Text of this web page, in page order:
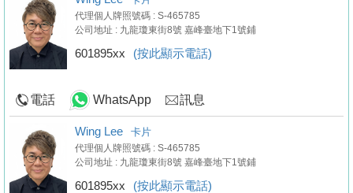
代理個人牌照號碼 : S-465785
公司地址 : 九龍瓊東街8號 嘉峰臺地下1號鋪
601895xx (按此顯示電話)
電話 WhatsApp 訊息
Wing Lee 卡片
代理個人牌照號碼 : S-465785
公司地址 : 九龍瓊東街8號 嘉峰臺地下1號鋪
601895xx (按此顯示電話)